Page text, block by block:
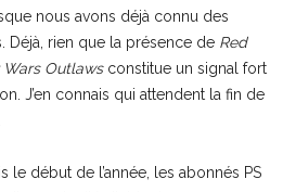
nous avons déjà connu des
Déjà, rien que la présence de Red
Wars Outlawsconstitue un signal fort
J’en connais qui attendent la fin de
début de l’année, les abonnés PS